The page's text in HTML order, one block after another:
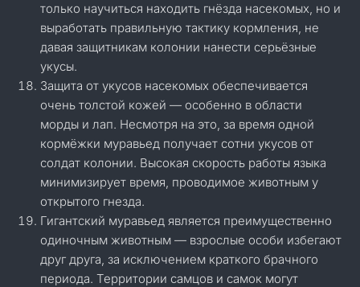
только научиться находить гнёзда насекомых, но и
выработать правильную тактику кормления, не
давая защитникам колонии нанести серьёзные
укусы.
Защита от укусов насекомых обеспечивается
очень толстой кожей — особенно в области
морды и лап. Несмотря на это, за время одной
кормёжки муравьед получает сотни укусов от
солдат колонии. Высокая скорость работы языка
минимизирует время, проводимое животным у
открытого гнезда.
Гигантский муравьед является преимущественно
одиночным животным — взрослые особи избегают
друг друга, за исключением краткого брачного
периода. Территории самцов и самок могут